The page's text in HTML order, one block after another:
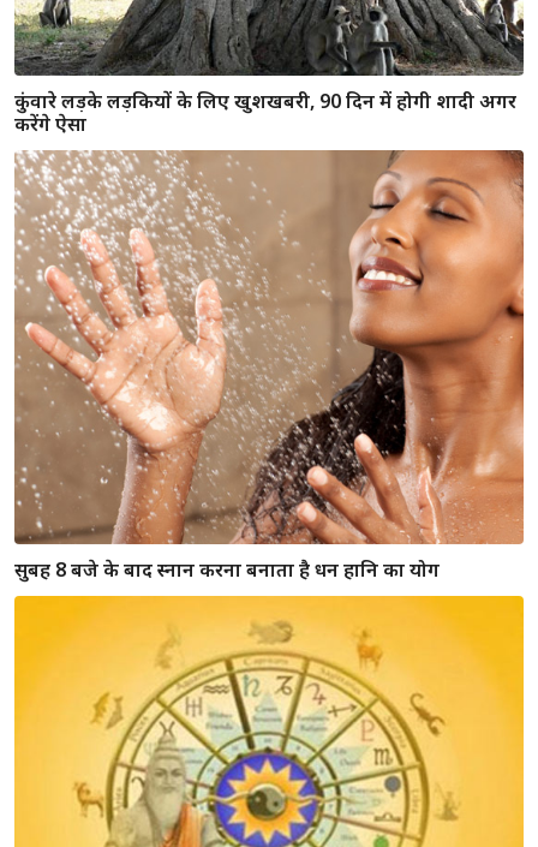
पान के पत्तो से हनुमानजी का अनोखा रिश्ता
घर में रखे टूटे सामन लाते है हानि, जानिये क्या न रखे घर में